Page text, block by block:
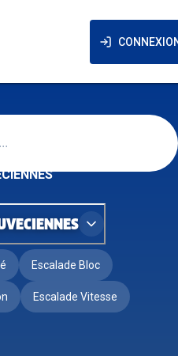
Escalade Bloc
Escalade Vitesse